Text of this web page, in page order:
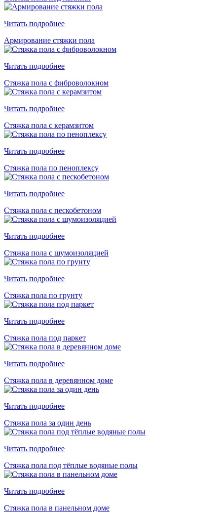
Читать подробнее
Армирование стяжки пола
Читать подробнее
Стяжка пола с фиброволокном
Читать подробнее
Стяжка пола с керамзитом
Читать подробнее
Стяжка пола по пеноплексу
Читать подробнее
Стяжка пола с пескобетоном
Читать подробнее
Стяжка пола с шумоизоляцией
Читать подробнее
Стяжка пола по грунту
Читать подробнее
Стяжка пола под паркет
Читать подробнее
Стяжка пола в деревянном доме
Читать подробнее
Стяжка пола за один день
Читать подробнее
Стяжка пола под тёплые водяные полы
Читать подробнее
Стяжка пола в панельном доме